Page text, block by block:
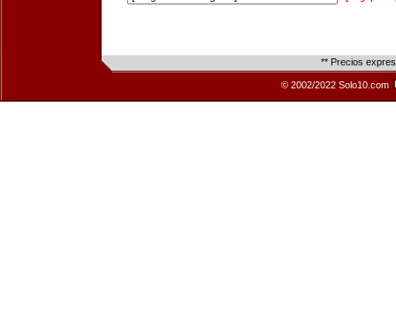
** Precios
© 2002/2022 Solo10.com